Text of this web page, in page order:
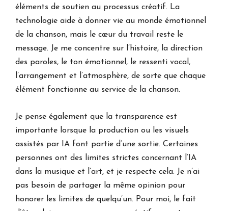
éléments de soutien au processus créatif. La
technologie aide à donner vie au monde émotionnel
de la chanson, mais le cœur du travail reste le
message. Je me concentre sur l’histoire, la direction
des paroles, le ton émotionnel, le ressenti vocal,
l’arrangement et l’atmosphère, de sorte que chaque
élément fonctionne au service de la chanson.
Je pense également que la transparence est
importante lorsque la production ou les visuels
assistés par IA font partie d’une sortie. Certaines
personnes ont des limites strictes concernant l’IA
dans la musique et l’art, et je respecte cela. Je n’ai
pas besoin de partager la même opinion pour
honorer les limites de quelqu’un. Pour moi, le fait